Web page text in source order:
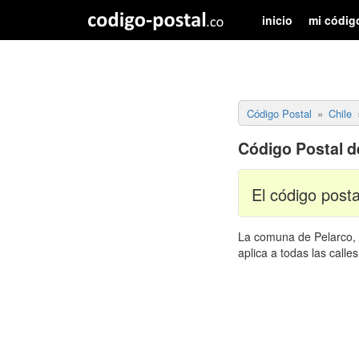
inicio mi
Código Postal Chile
Código Postal
El código
La comuna de
aplica a todas las